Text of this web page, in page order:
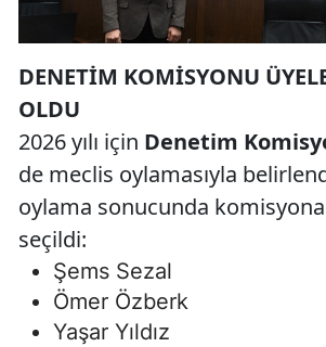
DENETİM KOMİSYONU
OLDU
2026 yılı için Denetim
de meclis oylamasıyla
oylama sonucunda
seçildi:
Şems Sezal
Ömer Özberk
Yaşar Yıldız